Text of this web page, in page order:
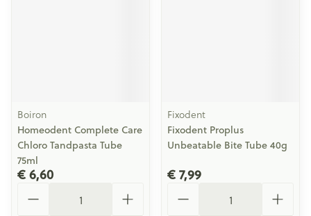
Boiron
Homeodent Complete Care
Chloro Tandpasta Tube
75ml
€ 6,60
Fixodent
Fixodent Proplus
Unbeatable Bite Tube 40g
€ 7,99